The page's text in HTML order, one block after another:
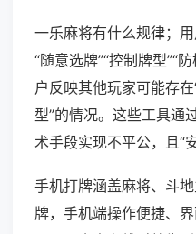
一乐麻将有什么规律；
“随意选牌”“控制牌型”“
户反映其他玩家可能存
型”的情况。这些工具通
术手段实现不平公，且“
手机打牌涵盖麻将、斗
牌，手机端操作便捷、